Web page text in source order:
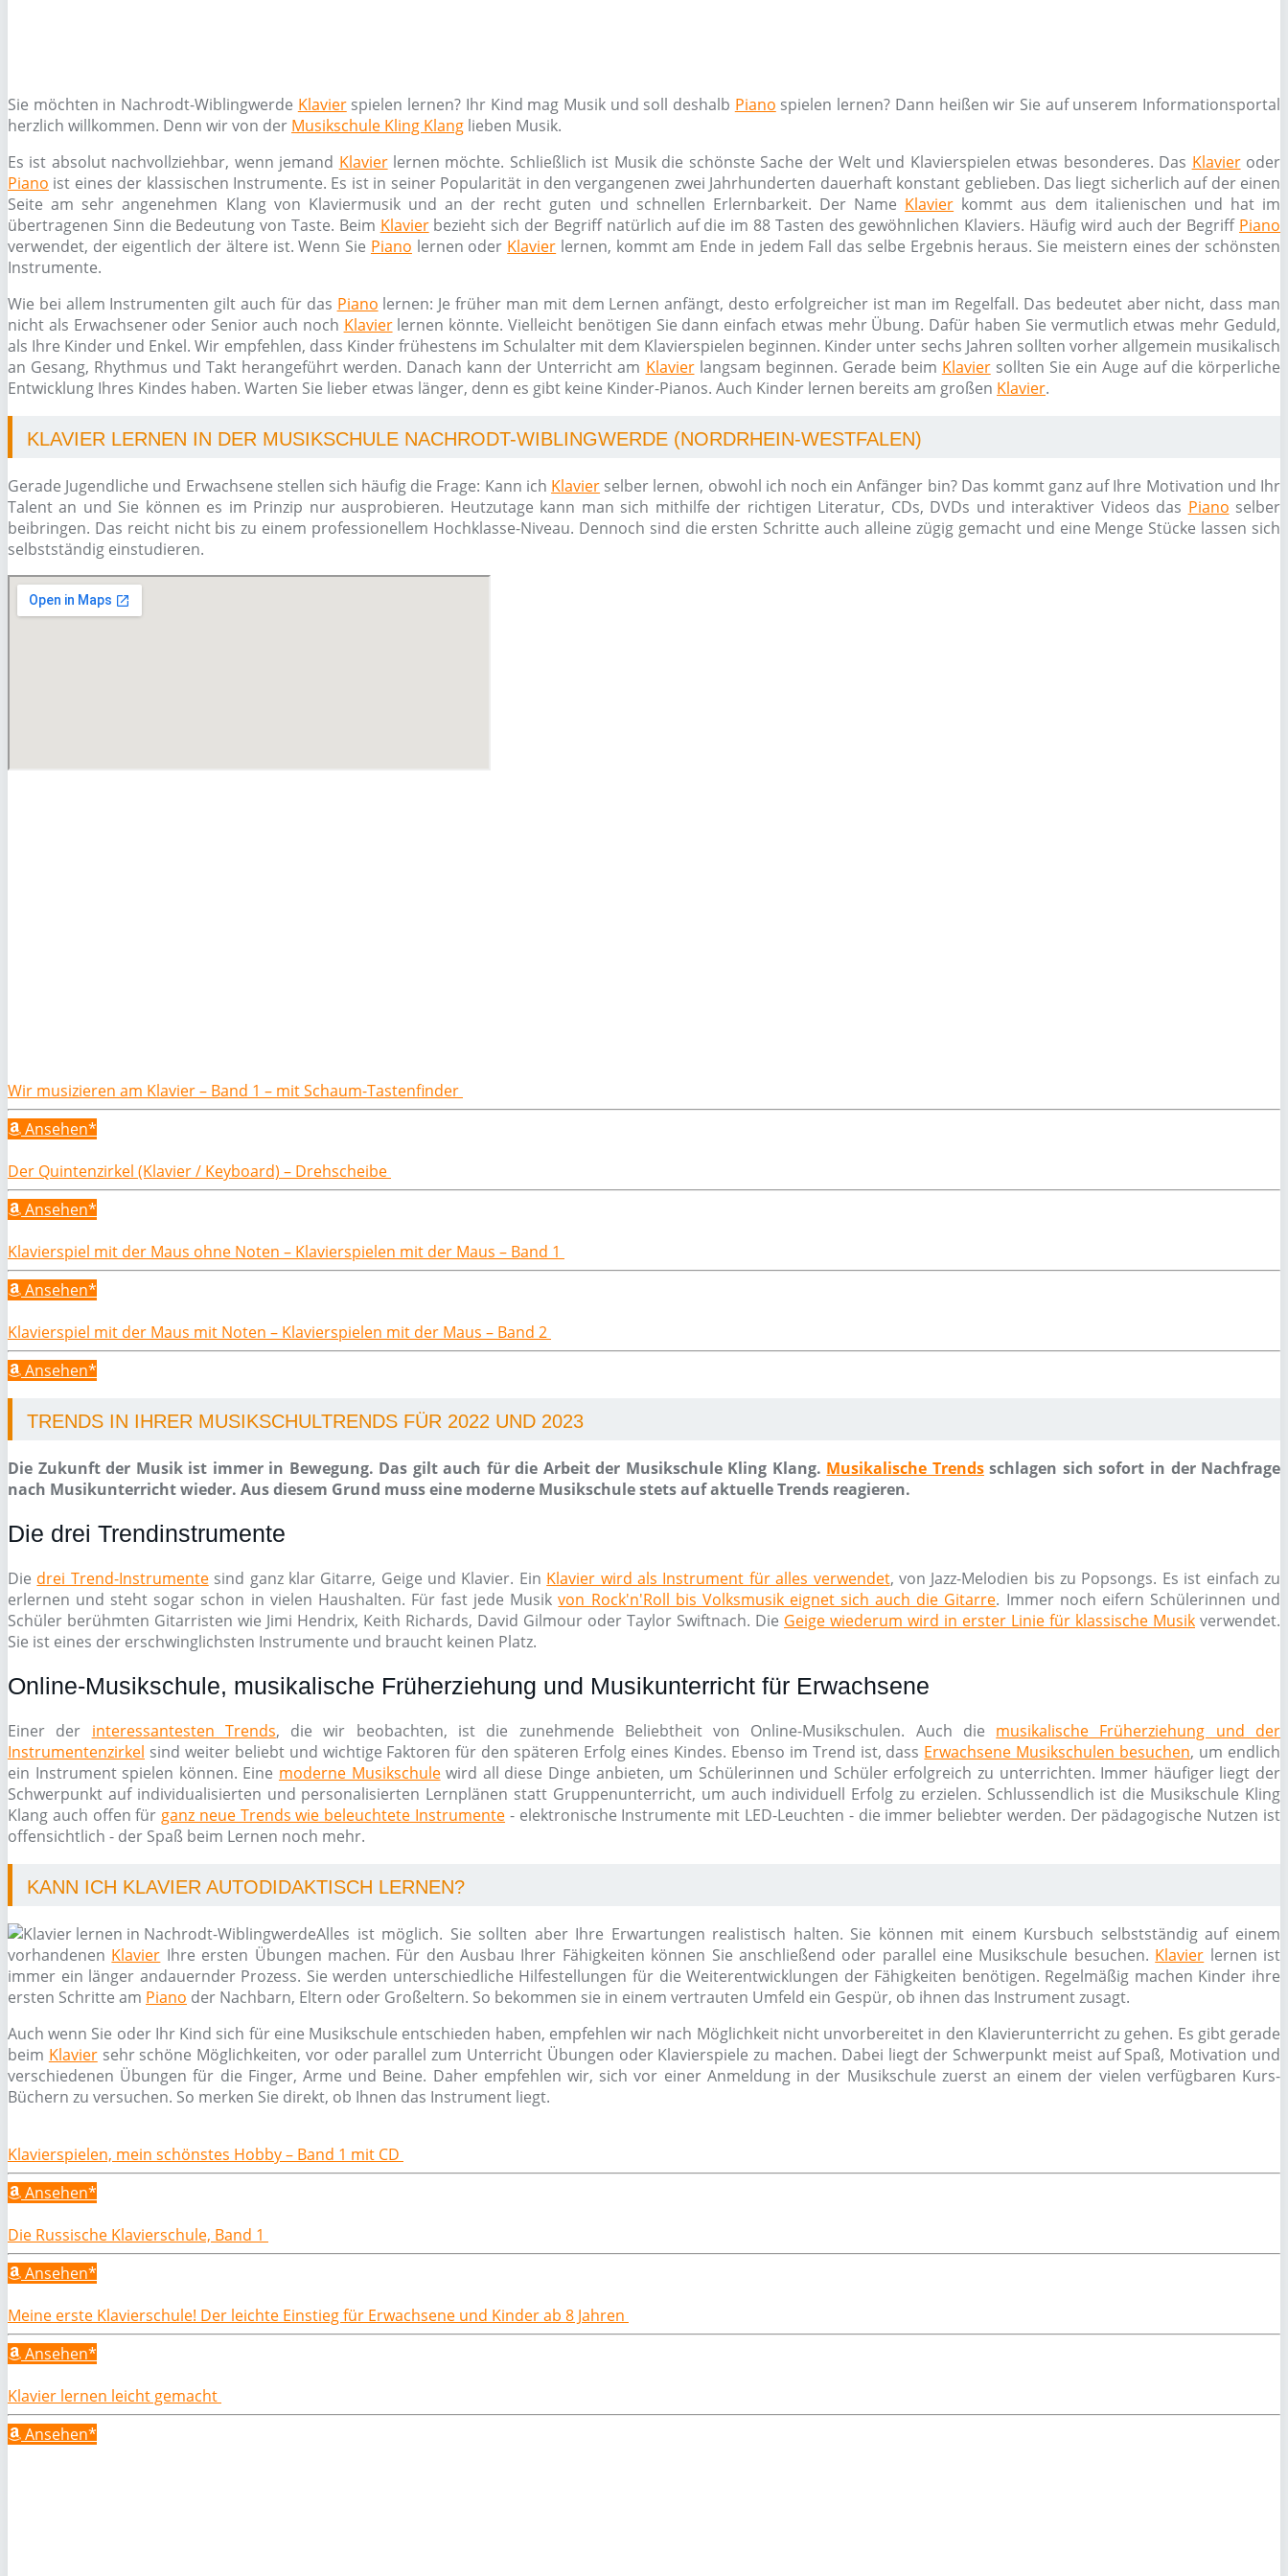
Sie möchten in Nachrodt-Wiblingwerde Klavierspielen lernen? Ihr Kind mag Musik und soll deshalb Piano spielen lernen? Dann heißen wir Sie auf unserem Informationsportal
herzlich willkommen. Denn wir von der Musikschule Kling Klang lieben Musik.
Es ist absolut nachvollziehbar, wenn jemand Klavierlernen möchte. Schließlich ist Musik die schönste Sache der Welt und Klavierspielen etwas besonderes. Das Klavieroder
Piano ist eines der klassischen Instrumente. Es ist in seiner Popularität in den vergangenen zwei Jahrhunderten dauerhaft konstant geblieben. Das liegt sicherlich auf der einen
Seite am sehr angenehmen Klang von Klaviermusik und an der recht guten und schnellen Erlernbarkeit. Der Name Klavier kommt aus dem italienischen und hat im
übertragenen Sinn die Bedeutung von Taste. Beim Klavierbezieht sich der Begriff natürlich auf die im 88 Tasten des gewöhnlichen Klaviers. Häufig wird auch der Begriff Piano
verwendet, der eigentlich der ältere ist. Wenn Sie Piano lernen oder Klavier lernen, kommt am Ende in jedem Fall das selbe Ergebnis heraus. Sie meistern eines der schönsten
Instrumente.
Wie bei allem Instrumenten gilt auch für das Piano lernen: Je früher man mit dem Lernen anfängt, desto erfolgreicher ist man im Regelfall. Das bedeutet aber nicht, dass man
nicht als Erwachsener oder Senior auch noch Klavierlernen könnte. Vielleicht benötigen Sie dann einfach etwas mehr Übung. Dafür haben Sie vermutlich etwas mehr Geduld,
als Ihre Kinder und Enkel. Wir empfehlen, dass Kinder frühestens im Schulalter mit dem Klavierspielen beginnen. Kinder unter sechs Jahren sollten vorher allgemein musikalisch
an Gesang, Rhythmus und Takt herangeführt werden. Danach kann der Unterricht am Klavierlangsam beginnen. Gerade beim Klaviersollten Sie ein Auge auf die körperliche
Entwicklung Ihres Kindes haben. Warten Sie lieber etwas länger, denn es gibt keine Kinder-Pianos. Auch Kinder lernen bereits am großen Klavier.
KLAVIER LERNEN IN DER MUSIKSCHULE NACHRODT-WIBLINGWERDE (NORDRHEIN-WESTFALEN)
Gerade Jugendliche und Erwachsene stellen sich häufig die Frage: Kann ich Klavier selber lernen, obwohl ich noch ein Anfänger bin? Das kommt ganz auf Ihre Motivation und Ihr
Talent an und Sie können es im Prinzip nur ausprobieren. Heutzutage kann man sich mithilfe der richtigen Literatur, CDs, DVDs und interaktiver Videos das Piano selber
beibringen. Das reicht nicht bis zu einem professionellem Hochklasse-Niveau. Dennoch sind die ersten Schritte auch alleine zügig gemacht und eine Menge Stücke lassen sich
selbstständig einstudieren.
Wir musizieren am Klavier – Band 1 – mit Schaum-Tastenfinder
Ansehen*
Der Quintenzirkel (Klavier / Keyboard) – Drehscheibe
Ansehen*
Klavierspiel mit der Maus ohne Noten – Klavierspielen mit der Maus – Band 1
Ansehen*
Klavierspiel mit der Maus mit Noten – Klavierspielen mit der Maus – Band 2
Ansehen*
TRENDS IN IHRER MUSIKSCHULTRENDS FÜR 2022 UND 2023
Die Zukunft der Musik ist immer in Bewegung. Das gilt auch für die Arbeit der Musikschule Kling Klang. Musikalische Trendsschlagen sich sofort in der Nachfrage
nach Musikunterricht wieder. Aus diesem Grund muss eine moderne Musikschule stets auf aktuelle Trends reagieren.
Die drei Trendinstrumente
Die drei Trend-Instrumentesind ganz klar Gitarre, Geige und Klavier. Ein Klavier wird als Instrument für alles verwendet, von Jazz-Melodien bis zu Popsongs. Es ist einfach zu
erlernen und steht sogar schon in vielen Haushalten. Für fast jede Musikvon Rock'n'Roll bis Volksmusik eignet sich auch die Gitarre. Immer noch eifern Schülerinnen und
Schüler berühmten Gitarristen wie Jimi Hendrix, Keith Richards, David Gilmour oder Taylor Swiftnach. Die Geige wiederum wird in erster Linie für klassische Musik verwendet.
Sie ist eines der erschwinglichsten Instrumente und braucht keinen Platz.
Online-Musikschule, musikalische Früherziehung und Musikunterricht für Erwachsene
Einer der interessantesten Trends, die wir beobachten, ist die zunehmende Beliebtheit von Online-Musikschulen. Auch die musikalische Früherziehung und der
Instrumentenzirkel sind weiter beliebt und wichtige Faktoren für den späteren Erfolg eines Kindes. Ebenso im Trend ist, dass Erwachsene Musikschulen besuchen, um endlich
ein Instrument spielen können. Eine moderne Musikschulewird all diese Dinge anbieten, um Schülerinnen und Schüler erfolgreich zu unterrichten. Immer häufiger liegt der
Schwerpunkt auf individualisierten und personalisierten Lernplänen statt Gruppenunterricht, um auch individuell Erfolg zu erzielen. Schlussendlich ist die Musikschule Kling
Klang auch offen für ganz neue Trends wie beleuchtete Instrumente - elektronische Instrumente mit LED-Leuchten - die immer beliebter werden. Der pädagogische Nutzen ist
offensichtlich - der Spaß beim Lernen noch mehr.
KANN ICH KLAVIER AUTODIDAKTISCH LERNEN?
Alles ist möglich. Sie sollten aber Ihre Erwartungen realistisch halten. Sie können mit einem Kursbuch selbstständig auf einem
vorhandenen Klavier Ihre ersten Übungen machen. Für den Ausbau Ihrer Fähigkeiten können Sie anschließend oder parallel eine Musikschule besuchen. Klavier lernen ist
immer ein länger andauernder Prozess. Sie werden unterschiedliche Hilfestellungen für die Weiterentwicklungen der Fähigkeiten benötigen. Regelmäßig machen Kinder ihre
ersten Schritte am Piano der Nachbarn, Eltern oder Großeltern. So bekommen sie in einem vertrauten Umfeld ein Gespür, ob ihnen das Instrument zusagt.
Auch wenn Sie oder Ihr Kind sich für eine Musikschule entschieden haben, empfehlen wir nach Möglichkeit nicht unvorbereitet in den Klavierunterricht zu gehen. Es gibt gerade
beim Klaviersehr schöne Möglichkeiten, vor oder parallel zum Unterricht Übungen oder Klavierspiele zu machen. Dabei liegt der Schwerpunkt meist auf Spaß, Motivation und
verschiedenen Übungen für die Finger, Arme und Beine. Daher empfehlen wir, sich vor einer Anmeldung in der Musikschule zuerst an einem der vielen verfügbaren Kurs-
Büchern zu versuchen. So merken Sie direkt, ob Ihnen das Instrument liegt.
Klavierspielen, mein schönstes Hobby – Band 1 mit CD
Ansehen*
Die Russische Klavierschule, Band 1
Ansehen*
Meine erste Klavierschule! Der leichte Einstieg für Erwachsene und Kinder ab 8 Jahren
Ansehen*
Klavier lernen leicht gemacht
Ansehen*